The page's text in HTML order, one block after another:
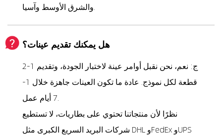
والشرق الأوسط وآسيا.
هل يمكنك تقديم عينات؟
ج: نعم، نحن نقبل أوامر عينة لاختبار الجودة، وتقديم 1-2
قطعة لكل نموذج. عادة ما تكون العينات جاهزة خلال 1-
7 أيام عمل.
نظرًا لأن منتجاتنا تحتوي على بطاريات، لا تستطيع
شركات البريد السريع الكبرى مثل DHL وFedEx وUPS